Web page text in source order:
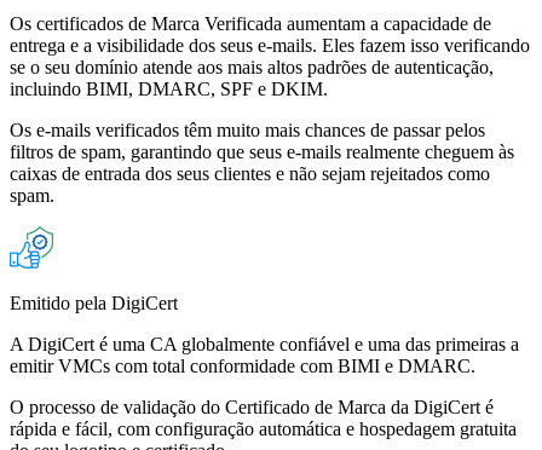
Os certificados de Marca Verificada aumentam a capacidade de
entrega e a visibilidade dos seus e-mails. Eles fazem isso verificando
se o seu domínio atende aos mais altos padrões de autenticação,
incluindo BIMI, DMARC, SPF e DKIM.
Os e-mails verificados têm muito mais chances de passar pelos
filtros de spam, garantindo que seus e-mails realmente cheguem às
caixas de entrada dos seus clientes e não sejam rejeitados como
spam.
Emitido pela DigiCert
A DigiCert é uma CA globalmente confiável e uma das primeiras a
emitir VMCs com total conformidade com BIMI e DMARC.
O processo de validação do Certificado de Marca da DigiCert é
rápida e fácil, com configuração automática e hospedagem gratuita